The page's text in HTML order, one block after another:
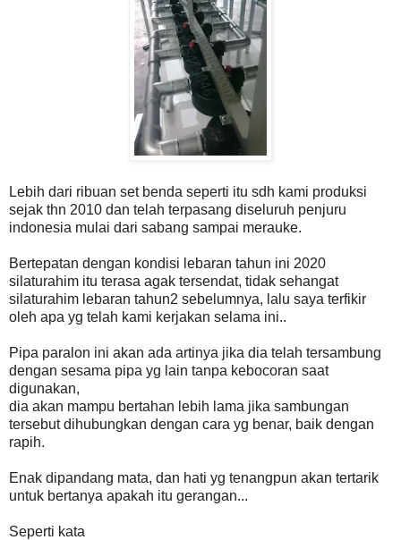
Lebih dari ribuan set benda seperti itu sdh kami produksi
sejak thn 2010 dan telah terpasang diseluruh penjuru
indonesia mulai dari sabang sampai merauke.
Bertepatan dengan kondisi lebaran tahun ini 2020
silaturahim itu terasa agak tersendat, tidak sehangat
silaturahim lebaran tahun2 sebelumnya, lalu saya terfikir
oleh apa yg telah kami kerjakan selama ini..
Pipa paralon ini akan ada artinya jika dia telah tersambung
dengan sesama pipa yg lain tanpa kebocoran saat
digunakan,
dia akan mampu bertahan lebih lama jika sambungan
tersebut dihubungkan dengan cara yg benar, baik dengan
rapih.
Enak dipandang mata, dan hati yg tenangpun akan tertarik
untuk bertanya apakah itu gerangan...
Seperti kata